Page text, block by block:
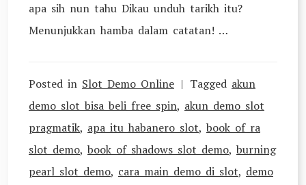
apa sih nun tahu Dikau unduh tarikh itu?
Menunjukkan hamba dalam catatan! …
Posted in Slot Demo Online Tagged akun
demo slot bisa beli free spin, akun demo slot
pragmatik, apa itu habanero slot, book of ra
slot demo, book of shadows slot demo, burning
pearl slot demo, cara main demo di slot, demo